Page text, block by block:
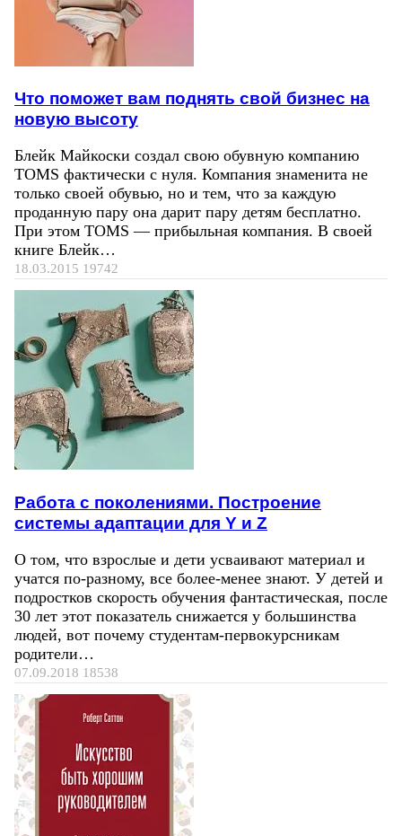
Что поможет вам поднять свой бизнес на
новую высоту
Блейк Майкоски создал свою обувную компанию
TOMS фактически с нуля. Компания знаменита не
только своей обувью, но и тем, что за каждую
проданную пару она дарит пару детям бесплатно.
При этом TOMS — прибыльная компания. В своей
книге Блейк…
18.03.2015 19742
Работа с поколениями. Построение
системы адаптации для Y и Z
О том, что взрослые и дети усваивают материал и
учатся по-разному, все более-менее знают. У детей и
подростков скорость обучения фантастическая, после
30 лет этот показатель снижается у большинства
людей, вот почему студентам-первокурсникам
родители…
07.09.2018 18538